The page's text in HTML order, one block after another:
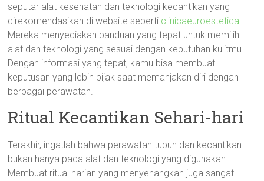
seputar alat kesehatan dan teknologi kecantikan yang
direkomendasikan di website seperti clinicaeuroestetica.
Mereka menyediakan panduan yang tepat untuk memilih
alat dan teknologi yang sesuai dengan kebutuhan kulitmu.
Dengan informasi yang tepat, kamu bisa membuat
keputusan yang lebih bijak saat memanjakan diri dengan
berbagai perawatan.
Ritual Kecantikan Sehari-hari
Terakhir, ingatlah bahwa perawatan tubuh dan kecantikan
bukan hanya pada alat dan teknologi yang digunakan.
Membuat ritual harian yang menyenangkan juga sangat